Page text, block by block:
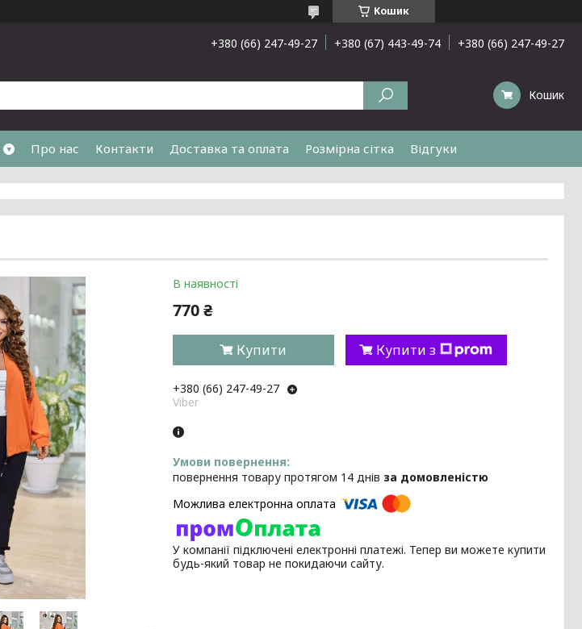
Кошик
+380 (66) 247-49-27 +380 (67) 443-49-74 +380 (66) 247-49-27
Кошик
Про нас Контакти Доставка та оплата Розмірна сітка Відгуки
В наявності
770 ₴
Купити Купити з
+380 (66) 247-49-27
Viber
повернення товару протягом 14 днів за домовленістю
У компанії підключені електронні платежі. Тепер ви можете купити
будь-який товар не покидаючи сайту.